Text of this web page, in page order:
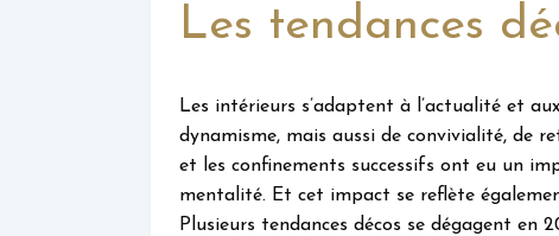
Les tendances
Les intérieurs s’adaptent à l’actualité et
dynamisme, mais aussi de convivialité, de
et les confinements successifs ont eu un
mentalité. Et cet impact se reflète
Plusieurs tendances décos se dégagent en